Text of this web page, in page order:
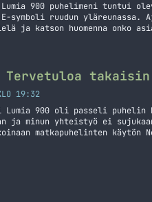
900 puhelimeni tuntui
symboli ruudun
ja katson huomenna onko
se E-symboli nökötti
Jatka lukemista Nokia
Tervetuloa
19:32
Lumia 900 oli passeli
ja minun yhteistyö ei
matkapuhelinten käytön
Tämä Lumia 900
kelkkaan. Vastaus on siis…